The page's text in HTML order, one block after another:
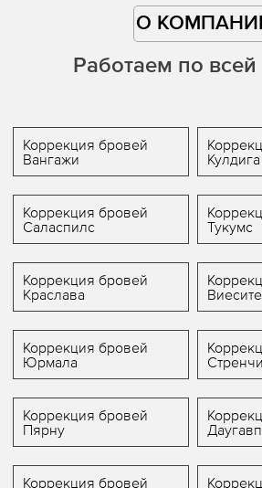
О
Работаем по всей
Коррекция бровей
Вангажи
Кулдига
Коррекция бровей
Саласпилс
Тукумс
Коррекция бровей
Краслава
Виесите
Коррекция бровей
Юрмала
Стренчи
Коррекция бровей
Пярну
Коррекция бровей